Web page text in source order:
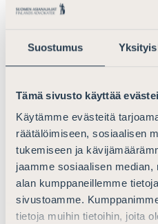
Suostumus
Tämä sivusto käyttää
Käytämme evästeitä
räätälöimiseen, sosiaalisen
tukemiseen ja
jaamme sosiaalisen
alan kumppaneillemme
sivustoamme.
tietoja muihin tietoihin, joita
Voit olla meihin yhteydessä
ammattikunnan valvontaan
yleisissä asianajajiin ja
kysymyksissä.
Suomen Asianajajien
yhteystiedot löydät
Kanteluasioissa sinua